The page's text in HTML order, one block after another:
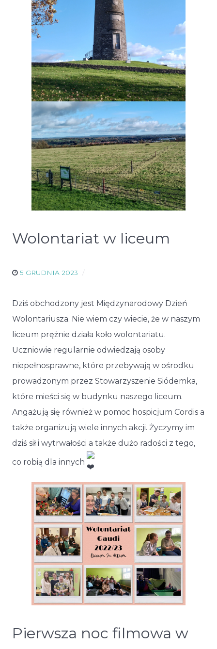
Wolontariat w liceum
5 GRUDNIA 2023
Dziś obchodzony jest Międzynarodowy Dzień
Wolontariusza. Nie wiem czy wiecie, że w naszym
liceum prężnie działa koło wolontariatu.
Uczniowie regularnie odwiedzają osoby
niepełnosprawne, które przebywają w ośrodku
prowadzonym przez Stowarzyszenie Siódemka,
które mieści się w budynku naszego liceum.
Angażują się również w pomoc hospicjum Cordis a
także organizują wiele innych akcji. Życzymy im
dziś sił i wytrwałości a także dużo radości z tego,
co robią dla innych
Pierwsza noc filmowa w